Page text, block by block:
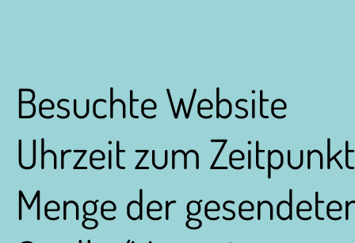
Besuchte Website
Uhrzeit zum
Menge der